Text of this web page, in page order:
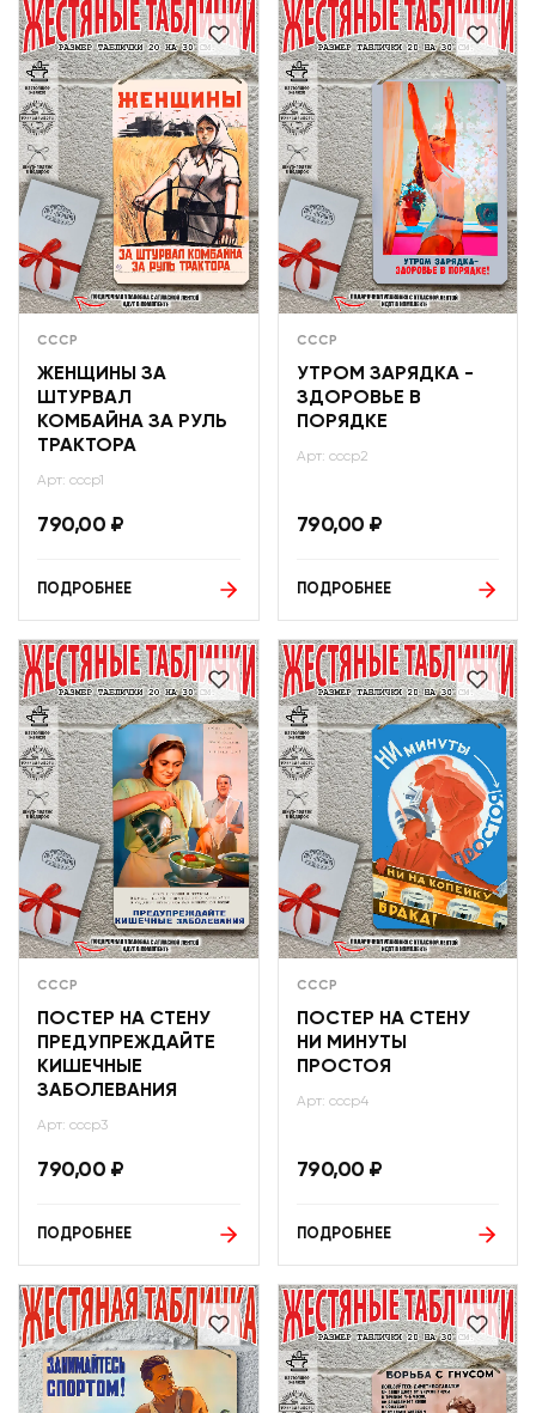
СССР
ЖЕНЩИНЫ ЗА
ШТУРВАЛ
КОМБАЙНА ЗА РУЛЬ
ТРАКТОРА
Арт: ссср1
790,00 ₽
ПОДРОБНЕЕ
СССР
УТРОМ ЗАРЯДКА -
ЗДОРОВЬЕ В
ПОРЯДКЕ
Арт: ссср2
790,00 ₽
ПОДРОБНЕЕ
СССР
ПОСТЕР НА СТЕНУ
ПРЕДУПРЕЖДАЙТЕ
КИШЕЧНЫЕ
ЗАБОЛЕВАНИЯ
Арт: ссср3
790,00 ₽
ПОДРОБНЕЕ
СССР
ПОСТЕР НА СТЕНУ
НИ МИНУТЫ
ПРОСТОЯ
Арт: ссср4
790,00 ₽
ПОДРОБНЕЕ